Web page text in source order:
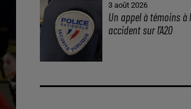
3 août 2026
Un appel à témoins à
accident sur l’A20